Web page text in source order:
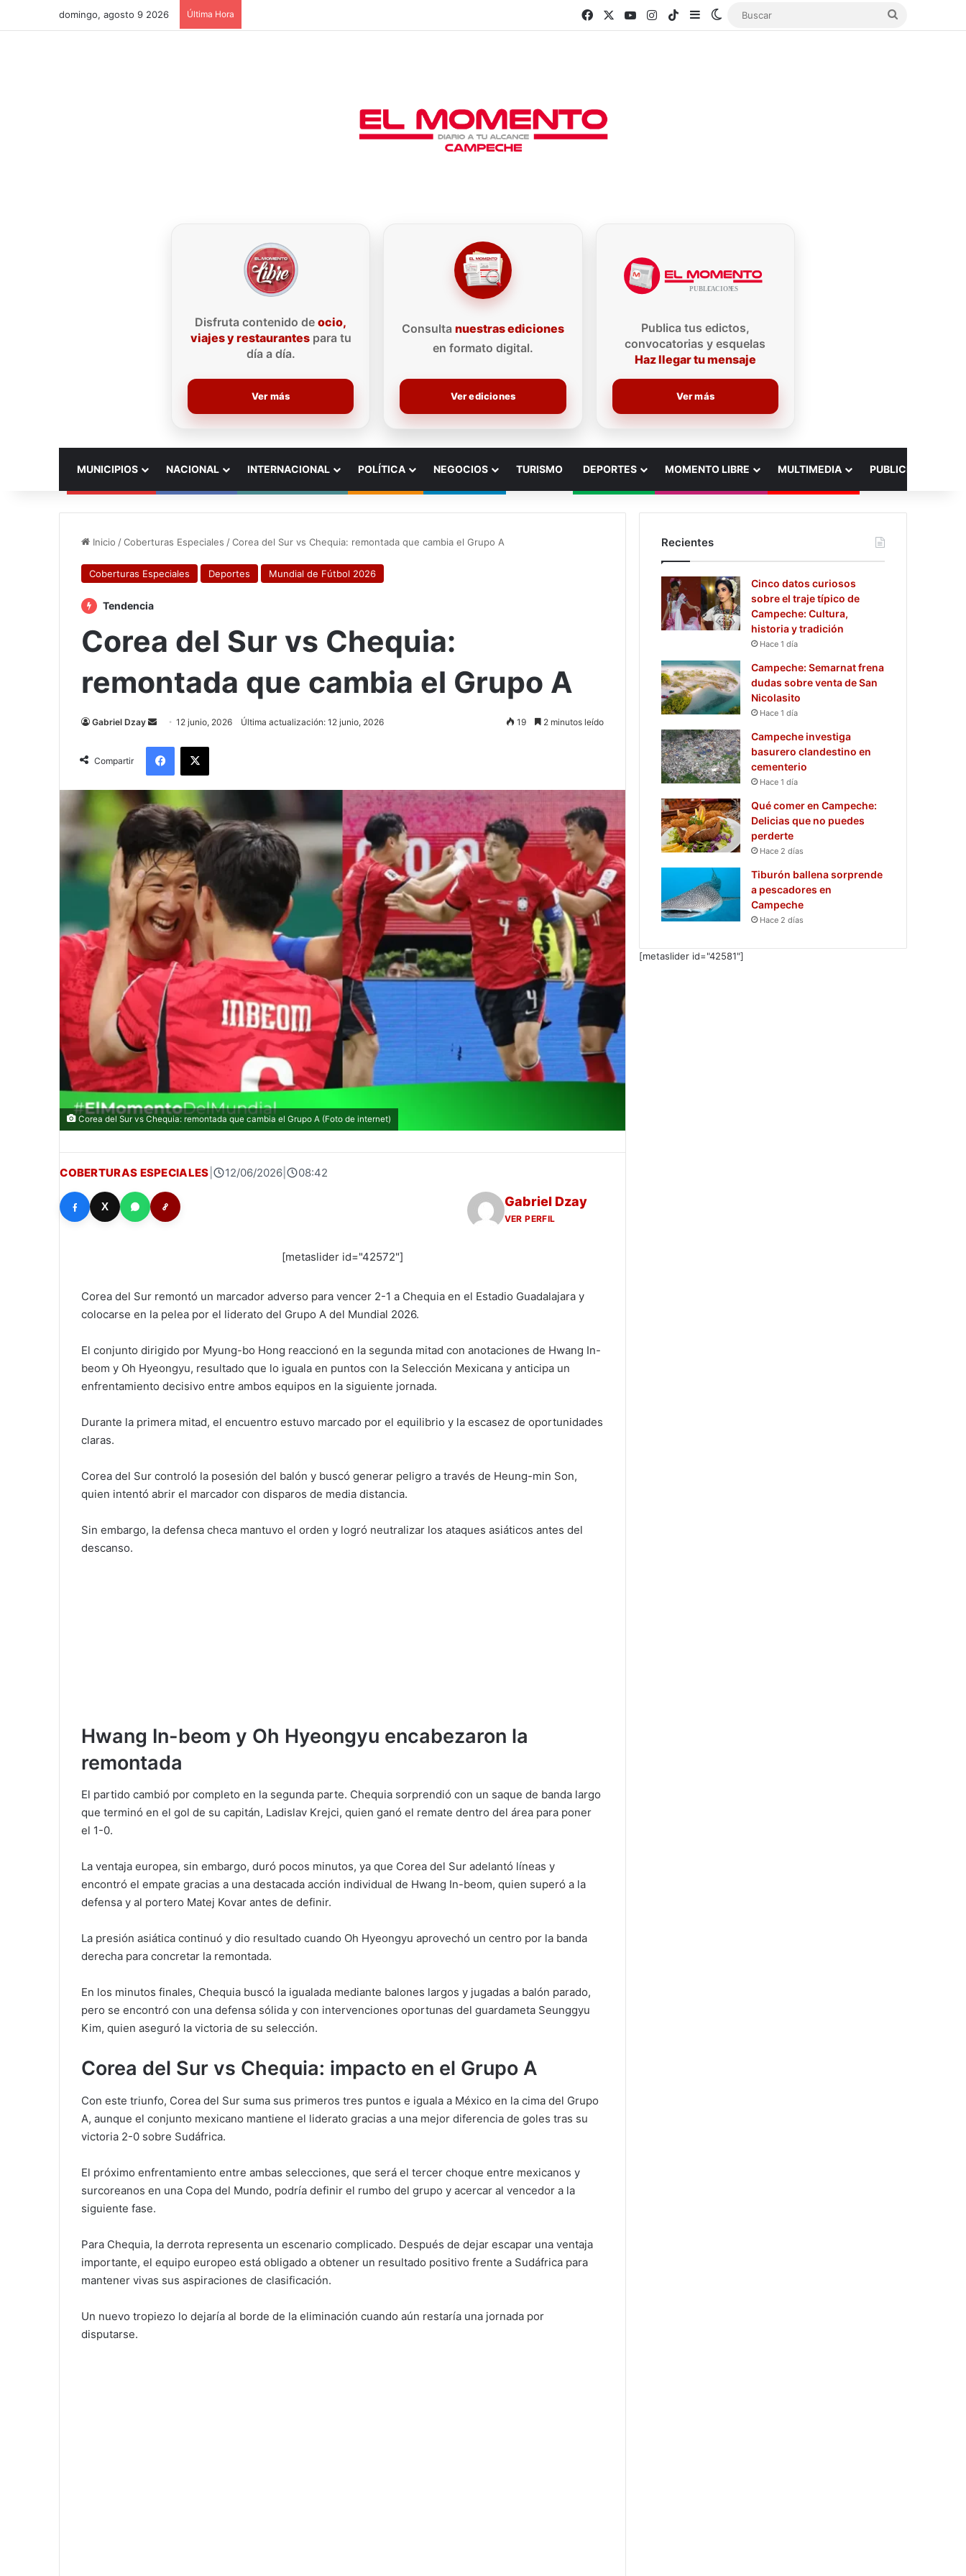
domingo, agosto 9 2026 Última Hora FacebookYouTubeInstagram
TikTokSidebarSwitch skin Buscar
Disfruta contenido deocio,
viajes y restaurantespara tu
día a día.
Ver más
Consulta nuestras ediciones
en formato digital.
Ver ediciones
Publica tus edictos,
convocatorias y esquelas
Haz llegar tu mensaje
Ver más
MUNICIPIOS NACIONAL INTERNACIONAL POLÍTICA NEGOCIOS TURISMO DEPORTES MOMENTO LIBRE MULTIMEDIA PUBLICIDAD
Inicio / Coberturas Especiales / Corea del Sur vs Chequia: remontada que cambia el Grupo A
Coberturas Especiales Deportes Mundial de Fútbol 2026
Tendencia
Corea del Sur vs Chequia:
remontada que cambia el Grupo A
Gabriel Dzay
Send
email
12 junio, 2026 Última actualización: 12 junio, 2026 19 2 minutos leído
Compartir
Facebook
X
Corea del Sur vs Chequia: remontada que cambia el Grupo A (Foto de internet)
COBERTURAS ESPECIALES 12/06/2026| 08:42
X Gabriel Dzay
VER PERFIL
[metaslider id="42572"]
Corea del Sur remontó un marcador adverso para vencer 2-1 a Chequia en el Estadio Guadalajara y
colocarse en la pelea por el liderato del Grupo A del Mundial 2026.
El conjunto dirigido por Myung-bo Hong reaccionó en la segunda mitad con anotaciones de Hwang In-
beom y Oh Hyeongyu, resultado que lo iguala en puntos con la Selección Mexicana y anticipa un
enfrentamiento decisivo entre ambos equipos en la siguiente jornada.
Durante la primera mitad, el encuentro estuvo marcado por el equilibrio y la escasez de oportunidades
claras.
Corea del Sur controló la posesión del balón y buscó generar peligro a través de Heung-min Son,
quien intentó abrir el marcador con disparos de media distancia.
Sin embargo, la defensa checa mantuvo el orden y logró neutralizar los ataques asiáticos antes del
descanso.
Hwang In-beom y Oh Hyeongyu encabezaron la
remontada
El partido cambió por completo en la segunda parte. Chequia sorprendió con un saque de banda largo
que terminó en el gol de su capitán, Ladislav Krejci, quien ganó el remate dentro del área para poner
el 1-0.
La ventaja europea, sin embargo, duró pocos minutos, ya que Corea del Sur adelantó líneas y
encontró el empate gracias a una destacada acción individual de Hwang In-beom, quien superó a la
defensa y al portero Matej Kovar antes de definir.
La presión asiática continuó y dio resultado cuando Oh Hyeongyu aprovechó un centro por la banda
derecha para concretar la remontada.
En los minutos finales, Chequia buscó la igualada mediante balones largos y jugadas a balón parado,
pero se encontró con una defensa sólida y con intervenciones oportunas del guardameta Seunggyu
Kim, quien aseguró la victoria de su selección.
Corea del Sur vs Chequia: impacto en el Grupo A
Con este triunfo, Corea del Sur suma sus primeros tres puntos e iguala a México en la cima del Grupo
A, aunque el conjunto mexicano mantiene el liderato gracias a una mejor diferencia de goles tras su
victoria 2-0 sobre Sudáfrica.
El próximo enfrentamiento entre ambas selecciones, que será el tercer choque entre mexicanos y
surcoreanos en una Copa del Mundo, podría definir el rumbo del grupo y acercar al vencedor a la
siguiente fase.
Para Chequia, la derrota representa un escenario complicado. Después de dejar escapar una ventaja
importante, el equipo europeo está obligado a obtener un resultado positivo frente a Sudáfrica para
mantener vivas sus aspiraciones de clasificación.
Un nuevo tropiezo lo dejaría al borde de la eliminación cuando aún restaría una jornada por
disputarse.
Recientes
Cinco datos curiosos
sobre el traje típico de
Campeche: Cultura,
historia y tradición
Hace 1 día
Campeche: Semarnat frena
dudas sobre venta de San
Nicolasito
Hace 1 día
Campeche investiga
basurero clandestino en
cementerio
Hace 1 día
Qué comer en Campeche:
Delicias que no puedes
perderte
Hace 2 días
Tiburón ballena sorprende
a pescadores en
Campeche
Hace 2 días
[metaslider id="42581"]